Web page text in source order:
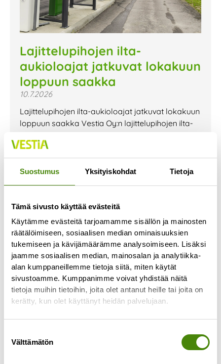
Suostumus Yksityiskohdat Tietoja
Tämä sivusto käyttää evästeitä
Käytämme evästeitä tarjoamamme sisällön ja mainosten
räätälöimiseen, sosiaalisen median ominaisuuksien
tukemiseen ja kävijämäärämme analysoimiseen. Lisäksi
jaamme sosiaalisen median, mainosalan ja analytiikka-
alan kumppaneillemme tietoja siitä, miten käytät
sivustoamme. Kumppanimme voivat yhdistää näitä
tietoja muihin tietoihin, joita olet antanut heille tai joita on
kerätty, kun olet käyttänyt heidän palvelujaan.
valinta
Välttämätön
Lajittelupihojen ilta-
aukioloajat jatkuvat lokakuun
loppuun saakka
10.7.2026
Lajittelupihojen ilta-aukioloajat jatkuvat lokakuun
loppuun saakka Vestia Oy:n lajittelupihojen ilta-
Jokaisella lajittelupihalla pääsee vähintään
kerran viikossa
Lue lisää »